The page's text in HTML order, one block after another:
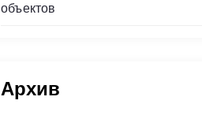
объектов
Архив